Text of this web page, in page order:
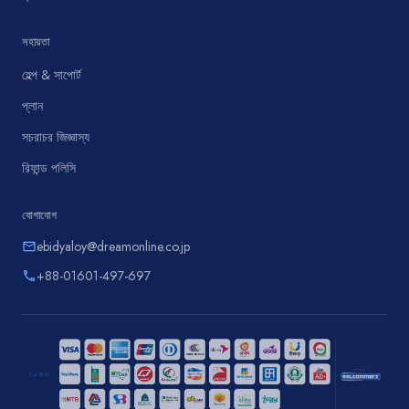
সহায়তা
হেল্প & সাপোর্ট
প্লান
সচরাচর জিজ্ঞাস্য
রিফান্ড পলিসি
যোগাযোগ
emailebidyaloy@dreamonline.co.jp
phone+88-01601-497-697